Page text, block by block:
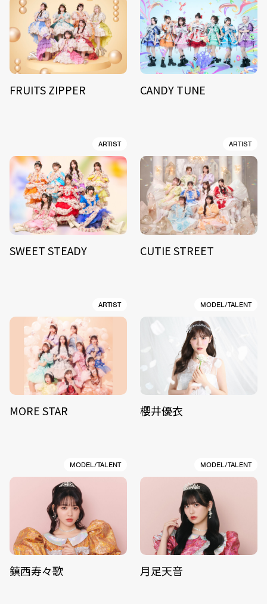
FRUITS ZIPPER CANDY TUNE
ARTIST
SWEET STEADY
ARTIST
CUTIE STREET
ARTIST
MORE STAR
MODEL/TALENT
櫻井優衣
MODEL/TALENT
鎮西寿々歌
MODEL/TALENT
月足天音